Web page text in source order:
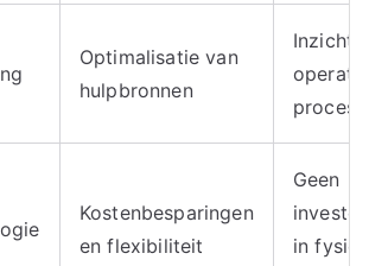
Optimalisatie van
hulpbronnen
Inzicht
Kostenbesparingen
en flexibiliteit
Geen
in